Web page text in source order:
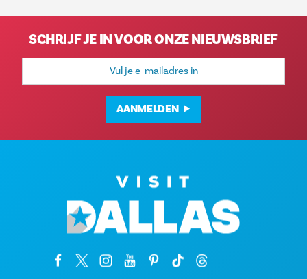
SCHRIJF JE IN VOOR ONZE NIEUWSBRIEF
E-
AANMELDEN